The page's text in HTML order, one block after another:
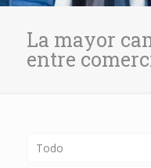
La mayor
entre
Todo